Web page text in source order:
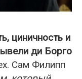
циничность и
ди Борго
Сам Филипп